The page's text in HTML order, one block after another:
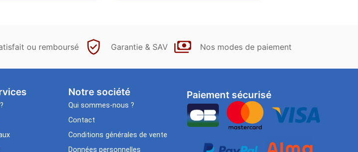
ou remboursé Garantie & SAV Nos modes de paiement
Notre société
Qui sommes-nous ?
Contact
Conditions générales de vente
Données personnelles
Paiement sécurisé